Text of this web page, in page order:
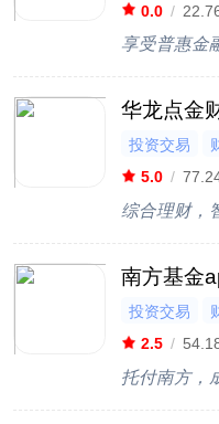
0.0 /
享受普惠金
华龙点金
投资交易
5.0 /
综合理财，
南方基金
投资交易
2.5 /
托付南方，